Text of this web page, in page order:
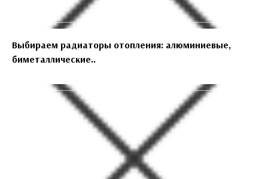
Выбираем радиаторы отопления: алюминиевые,
биметаллические..